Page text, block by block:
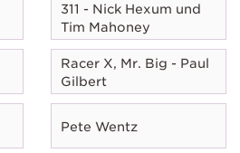
311 - Nick Hexum und
Tim Mahoney
Racer X, Mr. Big - Paul
Gilbert
Pete Wentz